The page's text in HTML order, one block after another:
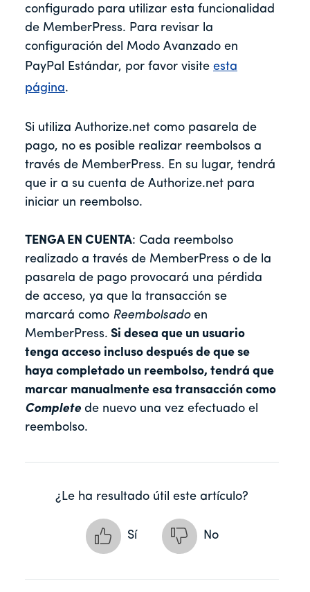
configurado para utilizar esta funcionalidad
de MemberPress. Para revisar la
configuración del Modo Avanzado en
PayPal Estándar, por favor visite esta
página.
Si utiliza Authorize.net como pasarela de
pago, no es posible realizar reembolsos a
través de MemberPress. En su lugar, tendrá
que ir a su cuenta de Authorize.net para
iniciar un reembolso.
TENGA EN CUENTA: Cada reembolso
realizado a través de MemberPress o de la
pasarela de pago provocará una pérdida
de acceso, ya que la transacción se
marcará como Reembolsadoen
MemberPress. Si desea que un usuario
tenga acceso incluso después de que se
haya completado un reembolso, tendrá que
marcar manualmente esa transacción como
Complete de nuevo una vez efectuado el
reembolso.
¿Le ha resultado útil este artículo?
Sí No